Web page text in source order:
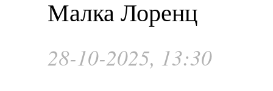
Малка Лоренц
28-10-2025, 13:30